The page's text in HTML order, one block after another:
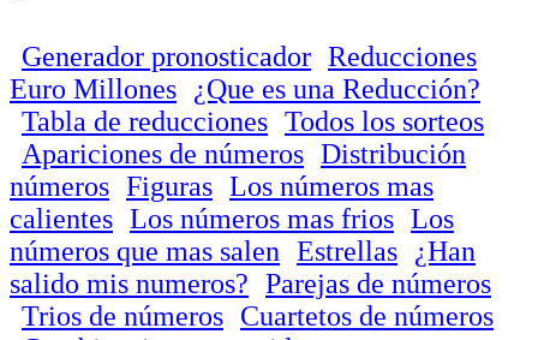
Generador pronosticador Reducciones
Euro Millones
¿Que es una Reducción?
Tabla de reducciones Todos los sorteos
Apariciones de números Distribución
números Figuras Los números mas
calientes Los números mas frios Los
números que mas salen Estrellas
¿Han
salido mis numeros? Parejas de números
Trios de números Cuartetos de números